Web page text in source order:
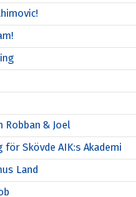
Robban & Joel
för Skövde AIK:s Akademi
Land